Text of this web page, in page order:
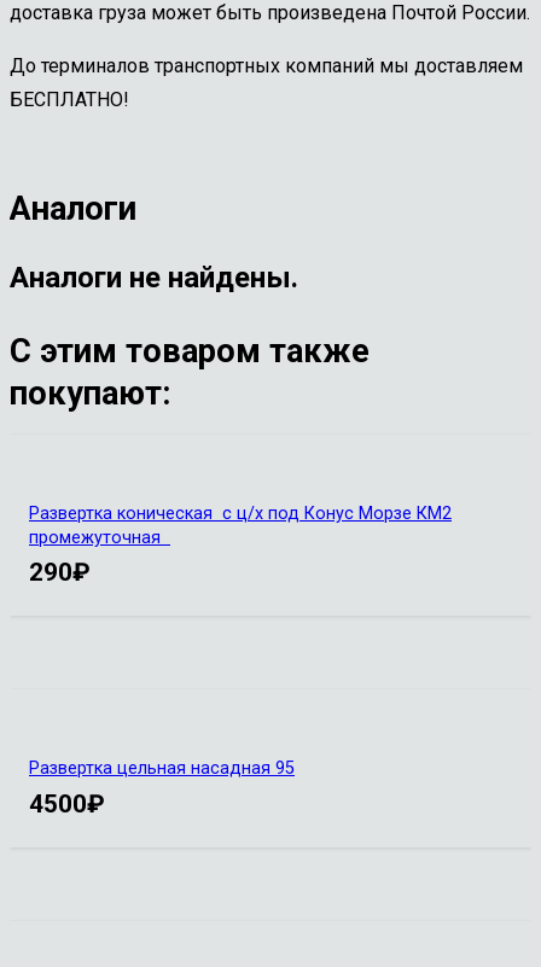
доставка груза может быть произведена Почтой России.
До терминалов транспортных компаний мы доставляем
БЕСПЛАТНО!
Аналоги
Аналоги не найдены.
С этим товаром также
покупают:
Развертка коническая с ц/х под Конус Морзе КМ2
промежуточная
290₽
Развертка цельная насадная 95
4500₽